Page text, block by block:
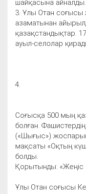
шайқасына айналды.
3. Ұлы Отан
азаматынан
қазақстандықтар.
ауыл-селолар
4.
Соғысқа 500 мың
болған.
(«Шығыс»)
мақсаты «Оқтың
болды.
Қорытынды: «Жеңіс
Ұлы Отан соғысы